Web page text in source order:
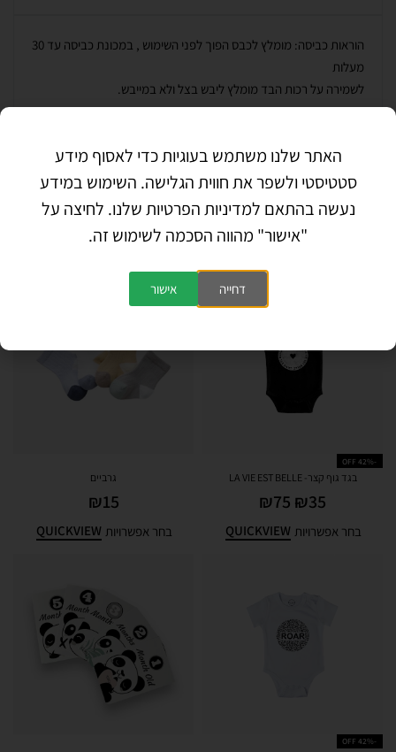
הוראות כביסה: מומלץ לכבס הפוך לפני השימוש , במכונת כביסה עד 30
מעלות
לשמירה על רכות הבד מומלץ ליבש בצל ולא במייבש.
מוצרים קשורים
-42% OFF
בגד גוף קצר- LA VIE EST BELLE
₪35
₪75
בחר אפשרויות QUICKVIEW
גרביים
₪15
בחר אפשרויות QUICKVIEW
-42% OFF
האתר שלנו משתמש בעוגיות כדי לאסוף מידע
סטטיסטי ולשפר את חווית הגלישה. השימוש במידע
נעשה בהתאם למדיניות הפרטיות שלנו. לחיצה על
"אישור" מהווה הסכמה לשימוש זה.
דחייה אישור